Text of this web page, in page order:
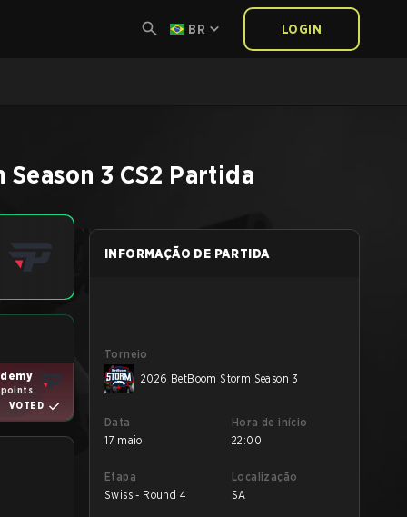
BR LOGIN
3 CS2 Partida
points
VOTED
INFORMAÇÃO DE PARTIDA
Torneio
2026 BetBoom Storm Season 3
Data
17 maio
Hora de início
22:00
Etapa
Swiss - Round 4
Localização
SA